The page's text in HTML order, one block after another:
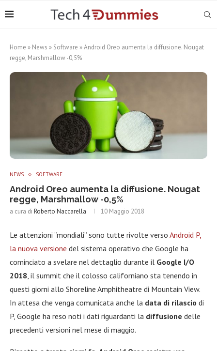
Home » News » Software »Android Oreo aumenta la diffusione. Nougat
regge, Marshmallow -0,5%
NEWS SOFTWARE
Android Oreo aumenta la diffusione. Nougat
regge, Marshmallow -0,5%
a cura di Roberto Naccarella 10 Maggio 2018
Le attenzioni “mondiali” sono tutte rivolte verso Android P,
la nuova versione del sistema operativo che Google ha
cominciato a svelare nel dettaglio durante il Google I/O
2018, il summit che il colosso californiano sta tenendo in
questi giorni allo Shoreline Amphitheatre di Mountain View.
In attesa che venga comunicata anche la data di rilascio di
P, Google ha reso noti i dati riguardanti la diffusione delle
precedenti versioni nel mese di maggio.